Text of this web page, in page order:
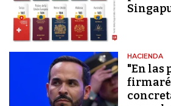
HACIENDA
"En las
firmaré